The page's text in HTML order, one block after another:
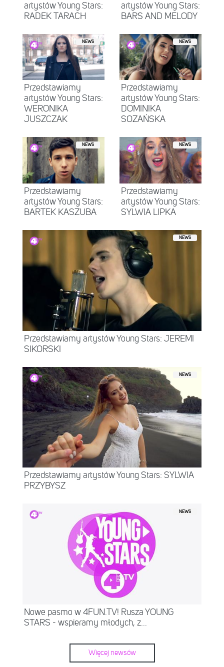
artystów Young Stars:
RADEK TARACH
artystów Young Stars:
BARS AND MELODY
NEWS
Przedstawiamy
artystów Young Stars:
WERONIKA
JUSZCZAK
NEWS
Przedstawiamy
artystów Young Stars:
DOMINIKA
SOZAŃSKA
NEWS
Przedstawiamy
artystów Young Stars:
BARTEK KASZUBA
NEWS
Przedstawiamy
artystów Young Stars:
SYLWIA LIPKA
NEWS
Przedstawiamy artystów Young Stars: JEREMI
SIKORSKI
NEWS
Przedstawiamy artystów Young Stars: SYLWIA
PRZYBYSZ
NEWS
Nowe pasmo w 4FUN.TV! Rusza YOUNG
STARS - wspieramy młodych, z...
Więcej newsów